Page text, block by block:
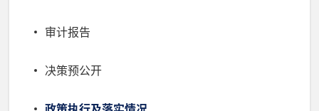
审计报告
决策预公开